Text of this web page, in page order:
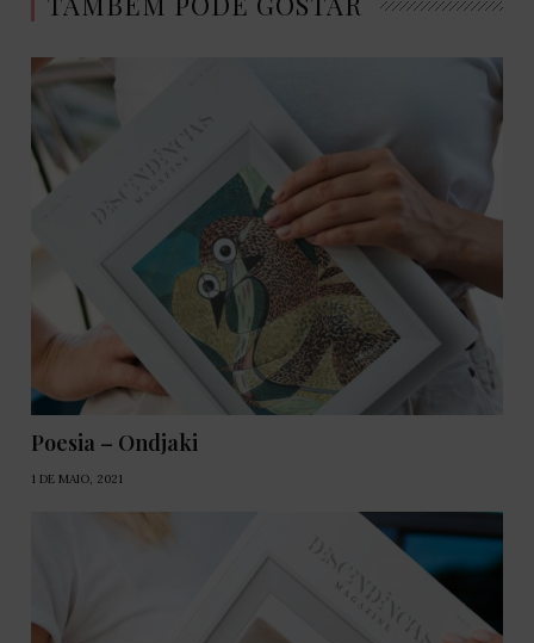
Poesia – Ondjaki
1 DE MAIO, 2021